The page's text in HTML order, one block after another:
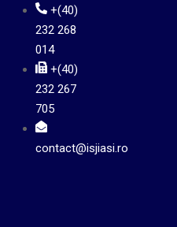
+(40)
232 268
014
+(40)
232 267
705
contact@isjiasi.ro